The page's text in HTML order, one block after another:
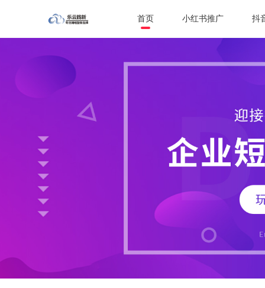
首页 小红书推广 抖